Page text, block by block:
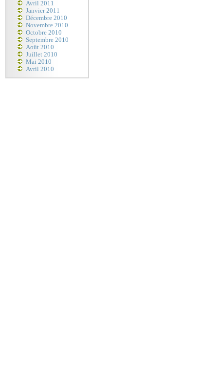
Avril 2011
Janvier 2011
Décembre 2010
Novembre 2010
Octobre 2010
Septembre 2010
Août 2010
Juillet 2010
Mai 2010
Avril 2010